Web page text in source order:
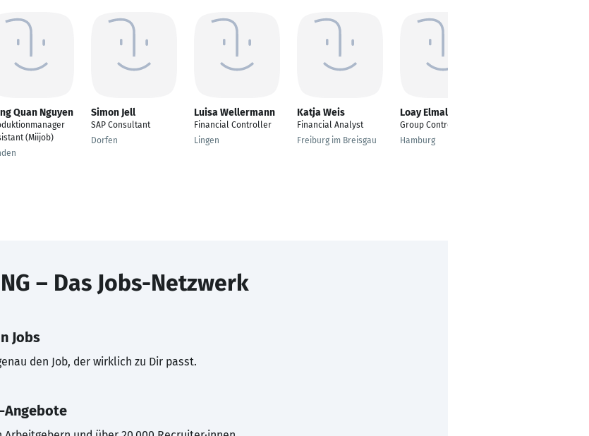
Quan Nguyen
(Miijob)
Simon Jell
SAP Consultant
Dorfen
Luisa Wellermann
Financial Controller
Lingen
Katja Weis
Financial Analyst
Freiburg im Breisgau
Loay Elmallah
Group Controller
Hamburg
– Das Jobs-Netzwerk
Jobs
den Job, der wirklich zu Dir passt.
Angebote